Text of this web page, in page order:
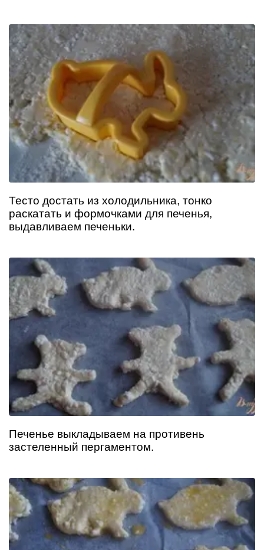
Тесто достать из холодильника, тонко
раскатать и формочками для печенья,
выдавливаем печеньки.
Печенье выкладываем на противень
застеленный пергаментом.